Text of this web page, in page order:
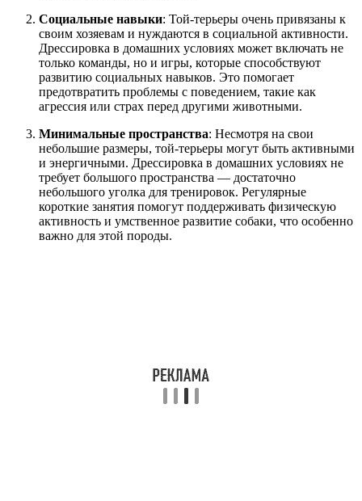
Социальные навыки: Той-терьеры очень привязаны к
своим хозяевам и нуждаются в социальной активности.
Дрессировка в домашних условиях может включать не
только команды, но и игры, которые способствуют
развитию социальных навыков. Это помогает
предотвратить проблемы с поведением, такие как
агрессия или страх перед другими животными.
Минимальные пространства: Несмотря на свои
небольшие размеры, той-терьеры могут быть активными
и энергичными. Дрессировка в домашних условиях не
требует большого пространства — достаточно
небольшого уголка для тренировок. Регулярные
короткие занятия помогут поддерживать физическую
активность и умственное развитие собаки, что особенно
важно для этой породы.